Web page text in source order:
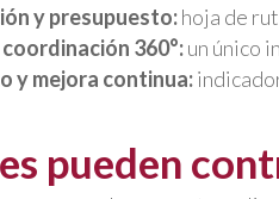
y presupuesto:hoja de
360°:un único
y mejora continua:
pueden